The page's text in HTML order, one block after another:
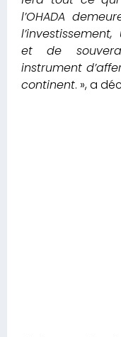
l’OHADA
et de
instrument
continent. », a